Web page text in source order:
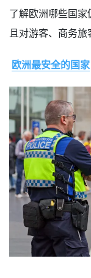
了解欧洲哪些国
且对游客、商务旅
欧洲最安全的国家